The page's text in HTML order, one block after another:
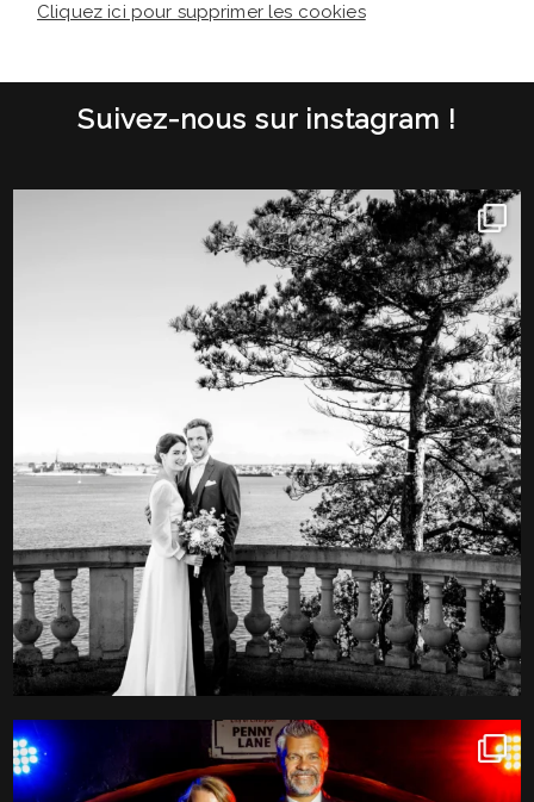
Cliquez ici pour supprimer les cookies
Suivez-nous sur instagram !